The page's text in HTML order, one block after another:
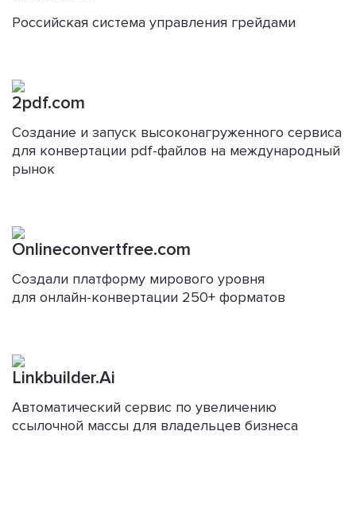
Российская система управления грейдами
2pdf.com
Создание и запуск высоконагруженного сервиса
для конвертации pdf-файлов на международный
рынок
Onlineconvertfree.com
Создали платформу мирового уровня
для онлайн-конвертации 250+ форматов
Linkbuilder.Ai
Автоматический сервис по увеличению
ссылочной массы для владельцев бизнеса